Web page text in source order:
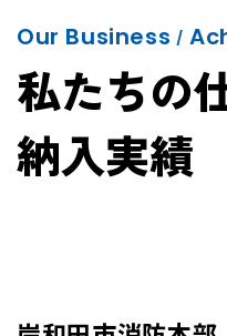
Our Business /
私たちの
納入実績